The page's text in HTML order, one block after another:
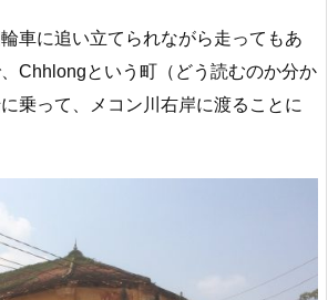
車に追い立てられながら走ってもあ
Chhlongという町（どう読むのか分か
乗って、メコン川右岸に渡ることに